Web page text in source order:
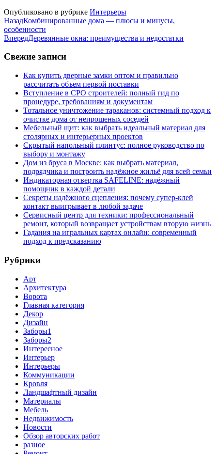
Опубликовано в рубрике Интерьеры
НазадКомбинированные дома — плюсы и минусы,
особенности
ВпередДеревянные окна: преимущества и недостатки
Свежие записи
Как купить дверные замки оптом и правильно
рассчитать объем первой поставки
Вступление в СРО строителей: полный гид по
процедуре, требованиям и документам
Тотальное уничтожение тараканов: системный подход к
очистке дома от непрошеных соседей
Мебельный щит: как выбрать идеальный материал для
столярных и интерьерных проектов
Скрытый напольный плинтус: полное руководство по
выбору и монтажу
Дом из бруса в Москве: как выбрать материал,
подрядчика и построить надёжное жильё для всей семьи
Индикаторная отвертка SAFELINE: надёжный
помощник в каждой детали
Секреты надёжного сцепления: почему супер‑клей
контакт выигрывает в любой задаче
Сервисный центр для техники: профессиональный
ремонт, который возвращает устройствам вторую жизнь
Гадания на игральных картах онлайн: современный
подход к предсказанию
Рубрики
Арт
Архитектура
Ворота
Главная категория
Декор
Дизайн
Заборы1
Заборы2
Интересное
Интерьер
Интерьеры
Коммуникации
Кровля
Ландшафтный дизайн
Материалы
Мебель
Недвижимость
Новости
Обзор авторских работ
разное